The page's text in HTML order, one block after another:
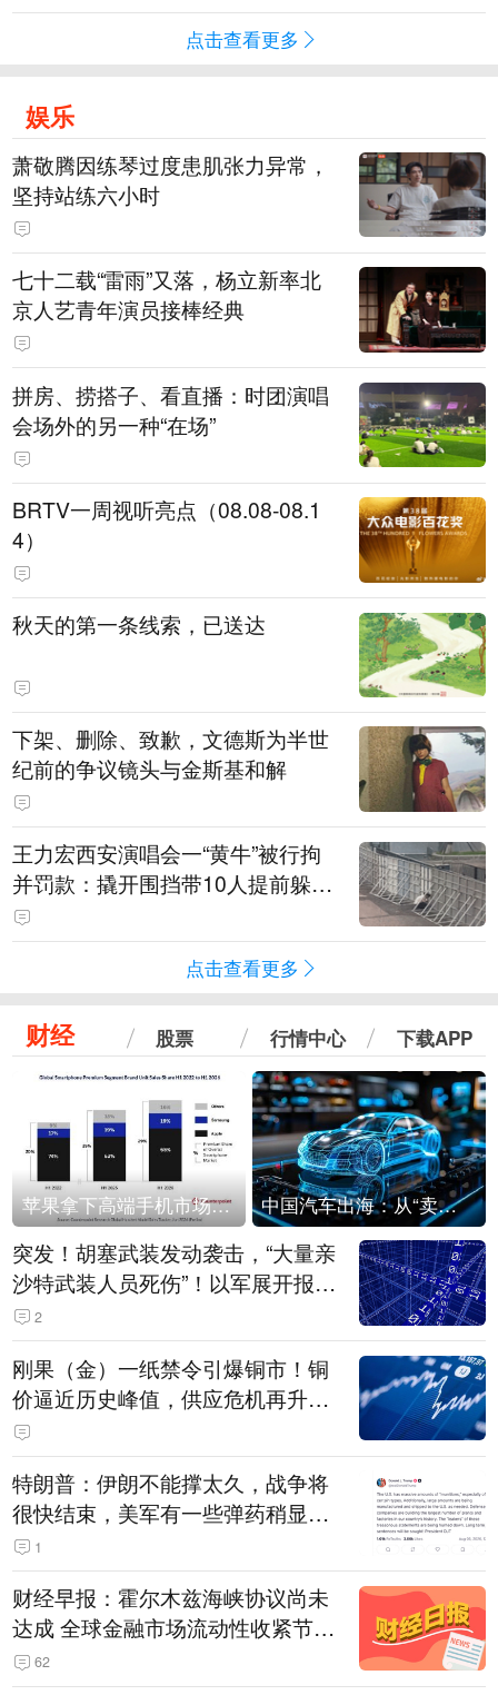
点击查看更多
娱乐
萧敬腾因练琴过度患肌张力异常，
坚持站练六小时
七十二载“雷雨”又落，杨立新率北
京人艺青年演员接棒经典
拼房、捞搭子、看直播：时团演唱
会场外的另一种“在场”
BRTV一周视听亮点（08.08-08.1
4）
秋天的第一条线索，已送达
下架、删除、致歉，文德斯为半世
纪前的争议镜头与金斯基和解
王力宏西安演唱会一“黄牛”被行拘
并罚款：撬开围挡带10人提前躲进
场馆清洁室，开唱前还没混入观众
席就被抓
点击查看更多
财经 股票 行情中心 下载APP
苹果拿下高端手机市场65%的份额：iPhone 17系列功不可没 中国汽车出海：从“卖出去”到“走进去”
突发！胡塞武装发动袭击，“大量亲
沙特武装人员死伤”！以军展开报复
性空袭
2
刚果（金）一纸禁令引爆铜市！铜
价逼近历史峰值，供应危机再升
级？
特朗普：伊朗不能撑太久，战争将
很快结束，美军有一些弹药稍显紧
张！伊朗公布拟议的海峡管理文本
1
财经早报：霍尔木兹海峡协议尚未
达成 全球金融市场流动性收紧节奏
暂缓
62